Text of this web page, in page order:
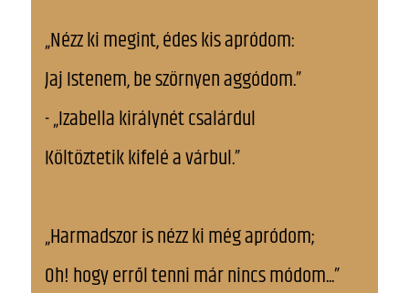
„Nézz ki megint, édes kis apródom:
Jaj Istenem, be szörnyen aggódom.”
- „Izabella királynét csalárdul
Költöztetik kifelé a várbul.”
„Harmadszor is nézz ki még apródom;
Oh! hogy erről tenni már nincs módom...”